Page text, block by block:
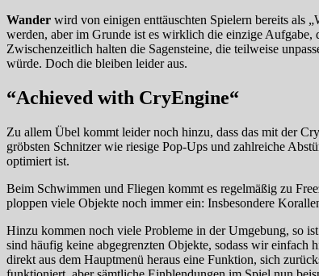
Wander wird von einigen enttäuschten Spielern bereits als
werden, aber im Grunde ist es wirklich die einzige Aufgabe,
Zwischenzeitlich halten die Sagensteine, die teilweise
würde. Doch die bleiben leider aus.
“Achieved with CryEngine“
Zu allem Übel kommt leider noch hinzu, dass das mit der
gröbsten Schnitzer wie riesige Pop-Ups und zahlreiche
optimiert ist.
Beim Schwimmen und Fliegen kommt es regelmäßig zu
ploppen viele Objekte noch immer ein: Insbesondere
Hinzu kommen noch viele Probleme in der Umgebung, so
sind häufig keine abgegrenzten Objekte, sodass wir
direkt aus dem Hauptmenü heraus eine Funktion, sich